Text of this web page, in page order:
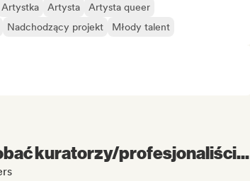
Artystka Artysta
Artysta queer
Nadchodzący projekt Młody talent
kuratorzy/profesjonaliści...